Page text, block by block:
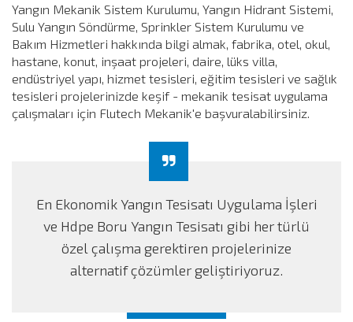
Yangın Mekanik Sistem Kurulumu, Yangın Hidrant Sistemi,
Sulu Yangın Söndürme, Sprinkler Sistem Kurulumu ve
Bakım Hizmetleri hakkında bilgi almak, fabrika, otel, okul,
hastane, konut, inşaat projeleri, daire, lüks villa,
endüstriyel yapı, hizmet tesisleri, eğitim tesisleri ve sağlık
tesisleri projelerinizde keşif - mekanik tesisat uygulama
çalışmaları için Flutech Mekanik'e başvuralabilirsiniz.
En Ekonomik Yangın Tesisatı Uygulama İşleri
ve Hdpe Boru Yangın Tesisatı gibi her türlü
özel çalışma gerektiren projelerinize
alternatif çözümler geliştiriyoruz.